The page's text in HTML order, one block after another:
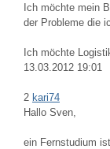
Ich möchte mein
der Probleme die
Ich möchte
13.03.2012 19:01
2 kari74
Hallo Sven,
ein Fernstudium